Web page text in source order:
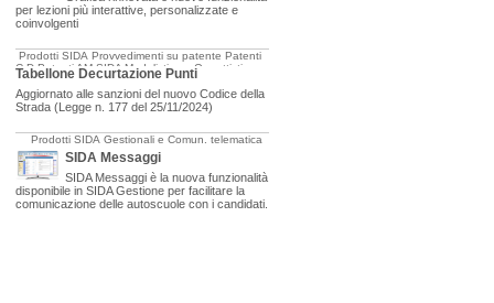
per lezioni più interattive, personalizzate e
coinvolgenti
Prodotti SIDA Provvedimenti su patente Patenti
C-D Patenti AM SIDA Modulistica e Oggettistica
Tabellone Decurtazione Punti
Aggiornato alle sanzioni del nuovo Codice della
Strada (Legge n. 177 del 25/11/2024)
Prodotti SIDA Gestionali e Comun. telematica
SIDA Messaggi
SIDA Messaggi è la nuova funzionalità
disponibile in SIDA Gestione per facilitare la
comunicazione delle autoscuole con i candidati.